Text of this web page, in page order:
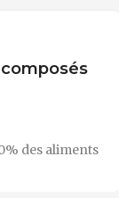
des aliments